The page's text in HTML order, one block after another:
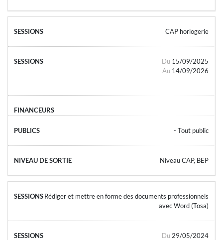
CAP horlogerie
Du 15/09/2025
Au 14/09/2026
- Tout public
Niveau CAP, BEP
Rédiger et mettre en forme des documents professionnels
avec Word (Tosa)
Du 29/05/2024